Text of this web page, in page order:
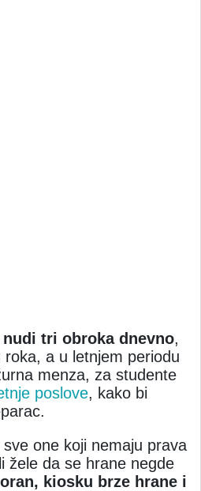
tri obroka dnevno,
a u letnjem periodu
menza, za studente
poslove, kako bi
one koji nemaju prava
žele da se hrane negde
kiosku brze hrane i